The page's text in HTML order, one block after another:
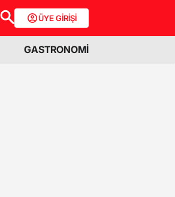
ÜYE GİRİŞİ
GASTRONOMİ